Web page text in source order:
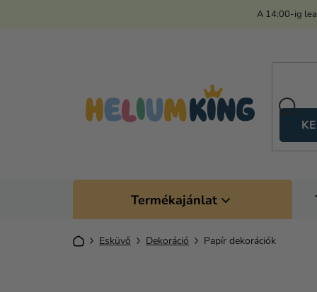
A 14:00-ig
Termékajánlat
KezdőlapEsküvő Dekoráció Papír dekorációk